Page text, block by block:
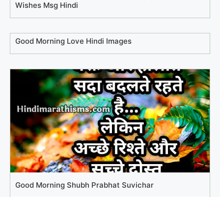
Wishes Msg Hindi
Good Morning Love Hindi Images
Good Morning Shubh Prabhat Suvichar